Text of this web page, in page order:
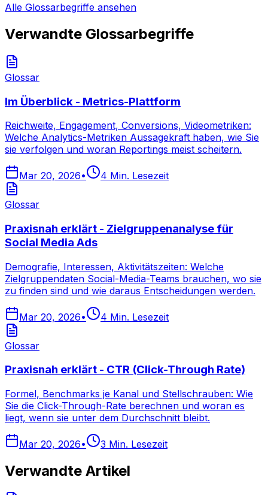
Alle Glossarbegriffe ansehen
Verwandte Glossarbegriffe
Glossar
Im Überblick - Metrics-Plattform
Reichweite, Engagement, Conversions, Videometriken:
Welche Analytics-Metriken Aussagekraft haben, wie Sie
sie verfolgen und woran Reportings meist scheitern.
Mar 20, 2026• 4 Min. Lesezeit
Glossar
Praxisnah erklärt - Zielgruppenanalyse für
Social Media Ads
Demografie, Interessen, Aktivitätszeiten: Welche
Zielgruppendaten Social-Media-Teams brauchen, wo sie
zu finden sind und wie daraus Entscheidungen werden.
Mar 20, 2026• 4 Min. Lesezeit
Glossar
Praxisnah erklärt - CTR (Click-Through Rate)
Formel, Benchmarks je Kanal und Stellschrauben: Wie
Sie die Click-Through-Rate berechnen und woran es
liegt, wenn sie unter dem Durchschnitt bleibt.
Mar 20, 2026• 3 Min. Lesezeit
Verwandte Artikel